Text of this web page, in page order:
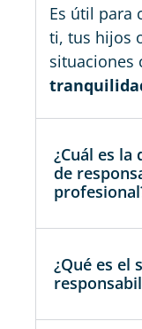
Es útil para
ti, tus hijos
situaciones
¿Cuál es
de
¿Qué es el